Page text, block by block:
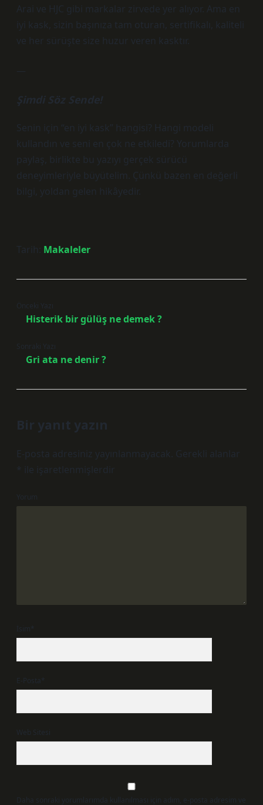
Arai ve HJC gibi markalar zirvede yer alıyor. Ama en
iyi kask, sizin başınıza tam oturan, sertifikalı, kaliteli
ve her sürüşte size huzur veren kasktır.
—
Şimdi Söz Sende!
Senin için “en iyi kask” hangisi? Hangi modeli
kullandın ve seni en çok ne etkiledi? Yorumlarda
paylaş, birlikte bu yazıyı gerçek sürücü
deneyimleriyle büyütelim. Çünkü bazen en değerli
bilgi, yoldan gelen hikâyedir.
Tarih: Makaleler
Önceki Yazı
Histerik bir gülüş ne demek ?
Sonraki Yazı
Gri ata ne denir ?
Bir yanıt yazın
E-posta adresiniz yayınlanmayacak. Gerekli alanlar
*
ile işaretlenmişlerdir
Yorum
İsim*
E-Posta*
Web Sitesi
Daha sonraki yorumlarımda kullanılması için adım, e-posta adresim ve